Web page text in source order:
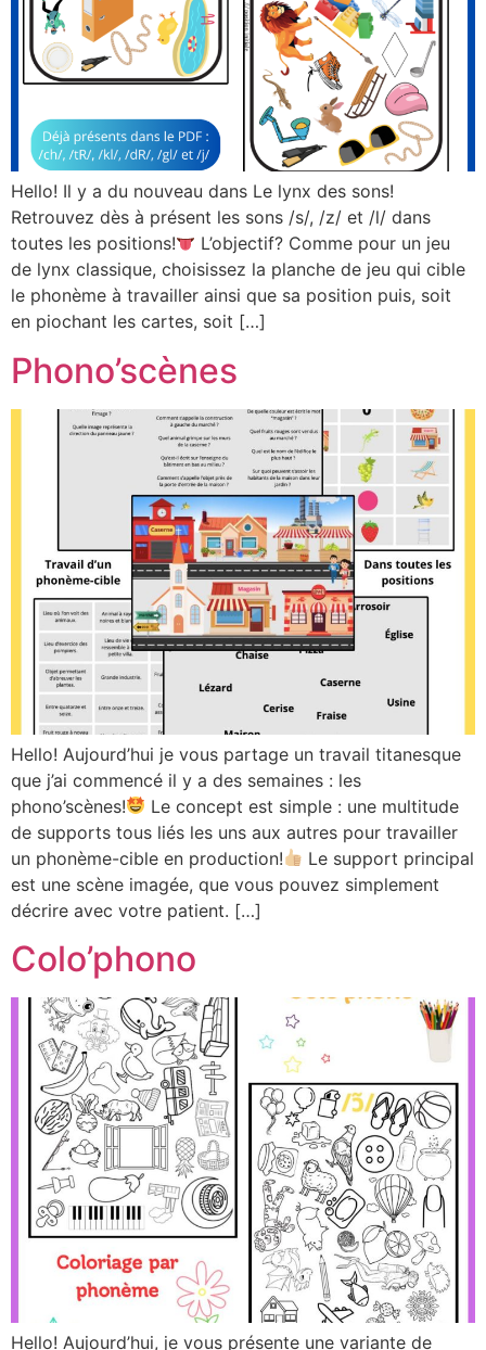
Hello! Il y a du nouveau dans Le lynx des sons!
Retrouvez dès à présent les sons /s/, /z/ et /l/ dans
toutes les positions!
L’objectif? Comme pour un jeu
de lynx classique, choisissez la planche de jeu qui cible
le phonème à travailler ainsi que sa position puis, soit
en piochant les cartes, soit […]
Phono’scènes
Hello! Aujourd’hui je vous partage un travail titanesque
que j’ai commencé il y a des semaines : les
phono’scènes!
Le concept est simple : une multitude
de supports tous liés les uns aux autres pour travailler
un phonème-cible en production!
Le support principal
est une scène imagée, que vous pouvez simplement
décrire avec votre patient. […]
Colo’phono
Hello! Aujourd’hui, je vous présente une variante de